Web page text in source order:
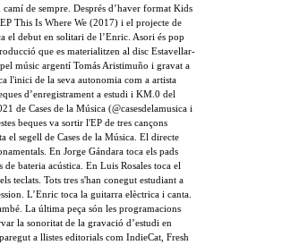
de sempre. Després d’haver format Kids
This Is Where We (2017) i el projecte de
el debut en solitari de l’Enric. Asori és pop
que es materialitzen al disc Estavellar-
músic argentí Tomás Aristimuño i gravat a
l'inici de la seva autonomia com a artista
d’enregistrament a estudi i KM.0 del
de Cases de la Música (@casesdelamusica i
beques va sortir l'EP de tres cançons
el segell de Cases de la Música. El directe
En Jorge Gándara toca els pads
bateria acústica. En Luis Rosales toca el
teclats. Tots tres s'han conegut estudiant a
L’Enric toca la guitarra elèctrica i canta.
La última peça són les programacions
la sonoritat de la gravació d’estudi en
a llistes editorials com IndieCat, Fresh